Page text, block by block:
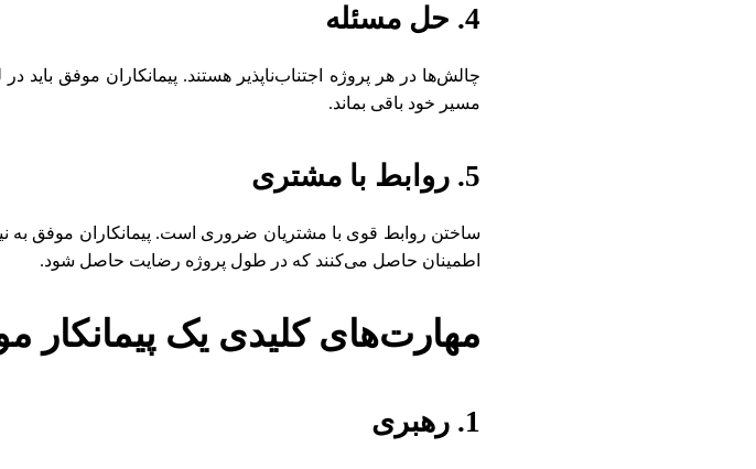
4. حل مسئله
چالش‌ها در هر پروژه اجتناب‌ناپذیر هستند. پیمانکاران موفق
مسیر خود باقی بماند.
5. روابط با مشتری
ساختن روابط قوی با مشتریان ضروری است. پیمانکاران موفق به
اطمینان حاصل می‌کنند که در طول پروژه رضایت حاصل شود.
مهارت‌های کلیدی یک پیمانکار
1. رهبری